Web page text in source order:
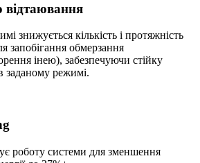
знижується кількість і протяжність
запобігання обмерзання
інею), забезпечуючи стійку
заданому режимі.
роботу системи для зменшення